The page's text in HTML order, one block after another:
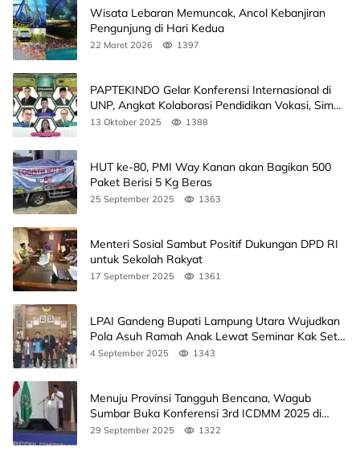
Wisata Lebaran Memuncak, Ancol Kebanjiran
Pengunjung di Hari Kedua
22 Maret 2026 1397
PAPTEKINDO Gelar Konferensi Internasional di
UNP, Angkat Kolaborasi Pendidikan Vokasi, Simak
Agendanya
13 Oktober 2025 1388
HUT ke-80, PMI Way Kanan akan Bagikan 500
Paket Berisi 5 Kg Beras
25 September 2025 1363
Menteri Sosial Sambut Positif Dukungan DPD RI
untuk Sekolah Rakyat
17 September 2025 1361
LPAI Gandeng Bupati Lampung Utara Wujudkan
Pola Asuh Ramah Anak Lewat Seminar Kak Seto,
Ini Jadwalnya
4 September 2025 1343
Menuju Provinsi Tangguh Bencana, Wagub
Sumbar Buka Konferensi 3rd ICDMM 2025 di
Unand
29 September 2025 1322